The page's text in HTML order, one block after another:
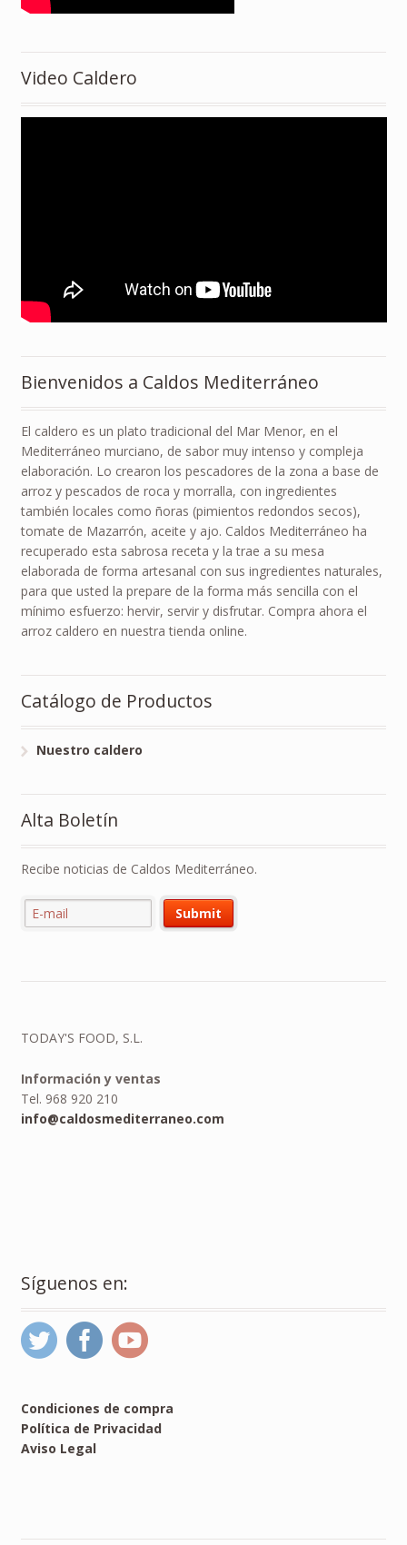
Video Caldero
Bienvenidos a Caldos Mediterráneo
El caldero es un plato tradicional del Mar Menor, en el
Mediterráneo murciano, de sabor muy intenso y compleja
elaboración. Lo crearon los pescadores de la zona a base de
arroz y pescados de roca y morralla, con ingredientes
también locales como ñoras (pimientos redondos secos),
tomate de Mazarrón, aceite y ajo. Caldos Mediterráneo ha
recuperado esta sabrosa receta y la trae a su mesa
elaborada de forma artesanal con sus ingredientes naturales,
para que usted la prepare de la forma más sencilla con el
mínimo esfuerzo: hervir, servir y disfrutar. Compra ahora el
arroz caldero en nuestra tienda online.
Catálogo de Productos
Nuestro caldero
Alta Boletín
Recibe noticias de Caldos Mediterráneo.
TODAY'S FOOD, S.L.
Información y ventas
Tel. 968 920 210
info@caldosmediterraneo.com
Síguenos en:
Condiciones de compra
Política de Privacidad
Aviso Legal